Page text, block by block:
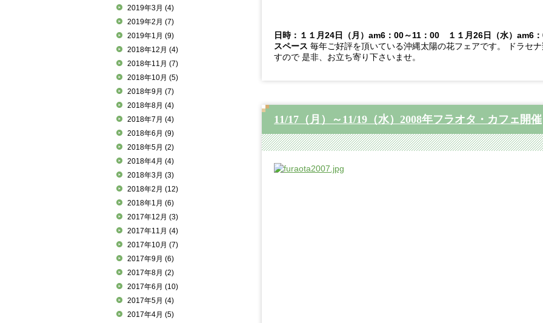
日時：１１月24日（月）am6：00～11：00 １１月26日（水）am6
スペース 毎年ご好評を頂いている沖縄太陽の花フェアです。 ドラセ
すので 是非、お立ち寄り下さいませ。
11/17（月）～11/19（水）2008年フラオタ・カフェ開催
2019年3月 (4)
2019年2月 (7)
2019年1月 (9)
2018年12月 (4)
2018年11月 (7)
2018年10月 (5)
2018年9月 (7)
2018年8月 (4)
2018年7月 (4)
2018年6月 (9)
2018年5月 (2)
2018年4月 (4)
2018年3月 (3)
2018年2月 (12)
2018年1月 (6)
2017年12月 (3)
2017年11月 (4)
2017年10月 (7)
2017年9月 (6)
2017年8月 (2)
2017年6月 (10)
2017年5月 (4)
2017年4月 (5)